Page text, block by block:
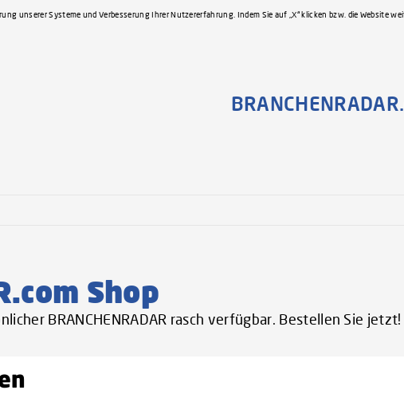
unserer Systeme und Verbesserung Ihrer Nutzererfahrung. Indem Sie auf „X“ klicken bzw. die Website
Shop
BRANCHENRADAR rasch verfügbar. Bestellen Sie jetzt!